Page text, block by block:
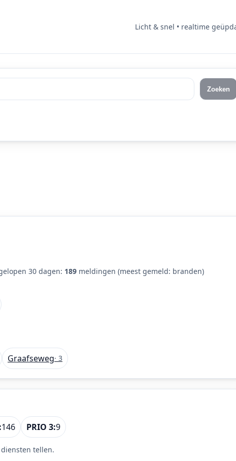
Licht & snel • realtime
Zoeken
30 dagen: 189 meldingen (meest gemeld: branden)
Graafseweg· 3
146 PRIO 3:9
tellen.